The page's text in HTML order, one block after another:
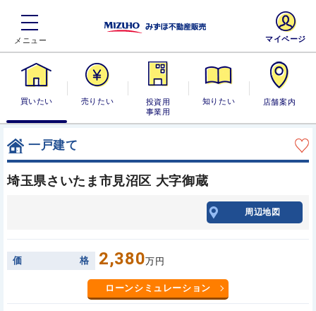
買いたい 売りたい
投資用・事業
用
知りたい 店舗案内
マイページ
一戸建て
埼玉県さいたま市見沼区 大字御蔵
周辺地図
価 格 2,380万円
ローンシミュレーション